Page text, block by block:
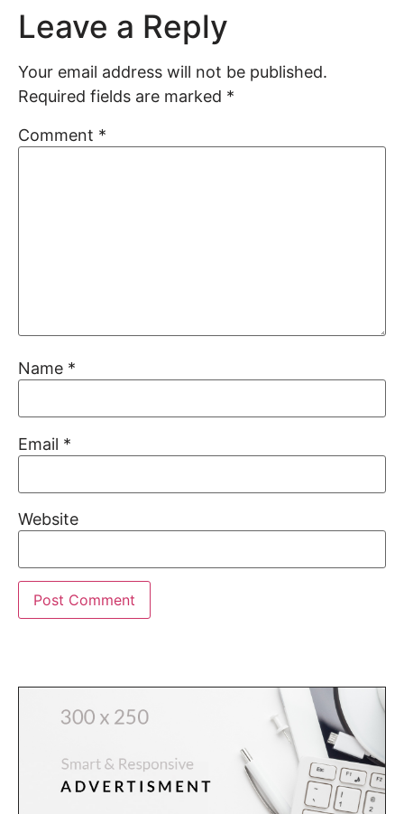
Leave a Reply
Your email address will not be published.
Required fields are marked *
Comment *
Name *
Email *
Website